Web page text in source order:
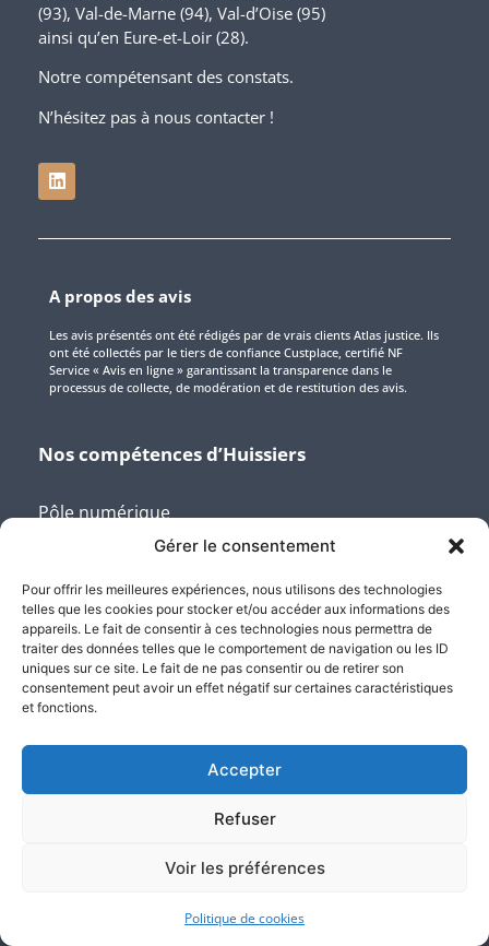
Gérer le consentement
Pour offrir les meilleures expériences, nous utilisons des technologies
telles que les cookies pour stocker et/ou accéder aux informations des
appareils. Le fait de consentir à ces technologies nous permettra de
traiter des données telles que le comportement de navigation ou les ID
uniques sur ce site. Le fait de ne pas consentir ou de retirer son
consentement peut avoir un effet négatif sur certaines caractéristiques
et fonctions.
Accepter
Refuser
Voir les préférences
Politique de cookies
(93), Val-de-Marne (94), Val-d’Oise (95)
ainsi qu’en Eure-et-Loir (28).
Notre compétensant des constats.
N’hésitez pas à nous contacter !
A propos des avis
Les avis présentés ont été rédigés par de vrais clients Atlas justice. Ils
ont été collectés par le tiers de confiance Custplace, certifié NF
Service « Avis en ligne » garantissant la transparence dans le
processus de collecte, de modération et de restitution des avis.
Nos compétences d’Huissiers
Pôle numérique
Pôle constats et saisies
informatique
Pôle jeux-concours
Pôle locatif
Pôle propriété intellectuelle et
Pôle recouvrement amiable et
Pôle rédaction et signification